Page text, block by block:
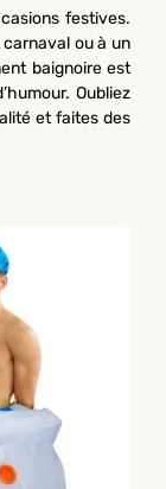
festives.
ou à un
baignoire est
Oubliez
et faites des